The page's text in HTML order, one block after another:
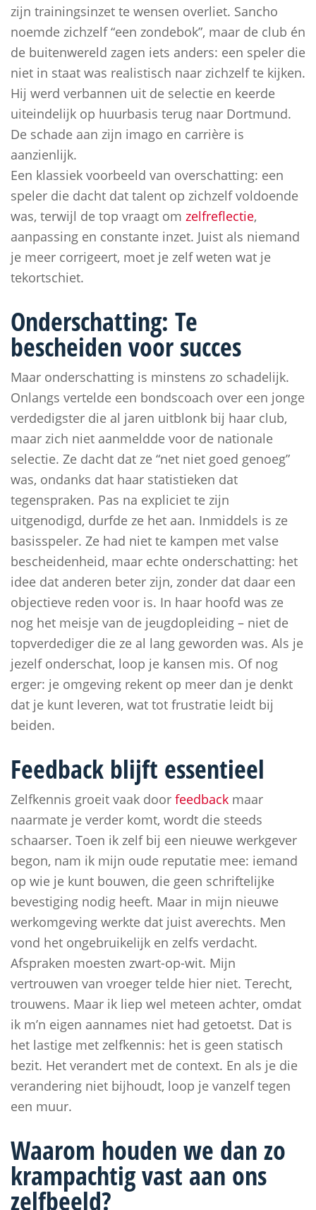
zijn trainingsinzet te wensen overliet. Sancho
noemde zichzelf “een zondebok”, maar de club én
de buitenwereld zagen iets anders: een speler die
niet in staat was realistisch naar zichzelf te kijken.
Hij werd verbannen uit de selectie en keerde
uiteindelijk op huurbasis terug naar Dortmund.
De schade aan zijn imago en carrière is
aanzienlijk.
Een klassiek voorbeeld van overschatting: een
speler die dacht dat talent op zichzelf voldoende
was, terwijl de top vraagt om zelfreflectie,
aanpassing en constante inzet. Juist als niemand
je meer corrigeert, moet je zelf weten wat je
tekortschiet.
Onderschatting: Te
bescheiden voor succes
Maar onderschatting is minstens zo schadelijk.
Onlangs vertelde een bondscoach over een jonge
verdedigster die al jaren uitblonk bij haar club,
maar zich niet aanmeldde voor de nationale
selectie. Ze dacht dat ze “net niet goed genoeg”
was, ondanks dat haar statistieken dat
tegenspraken. Pas na expliciet te zijn
uitgenodigd, durfde ze het aan. Inmiddels is ze
basisspeler. Ze had niet te kampen met valse
bescheidenheid, maar echte onderschatting: het
idee dat anderen beter zijn, zonder dat daar een
objectieve reden voor is. In haar hoofd was ze
nog het meisje van de jeugdopleiding – niet de
topverdediger die ze al lang geworden was. Als je
jezelf onderschat, loop je kansen mis. Of nog
erger: je omgeving rekent op meer dan je denkt
dat je kunt leveren, wat tot frustratie leidt bij
beiden.
Feedback blijft essentieel
Zelfkennis groeit vaak door feedback maar
naarmate je verder komt, wordt die steeds
schaarser. Toen ik zelf bij een nieuwe werkgever
begon, nam ik mijn oude reputatie mee: iemand
op wie je kunt bouwen, die geen schriftelijke
bevestiging nodig heeft. Maar in mijn nieuwe
werkomgeving werkte dat juist averechts. Men
vond het ongebruikelijk en zelfs verdacht.
Afspraken moesten zwart-op-wit. Mijn
vertrouwen van vroeger telde hier niet. Terecht,
trouwens. Maar ik liep wel meteen achter, omdat
ik m’n eigen aannames niet had getoetst. Dat is
het lastige met zelfkennis: het is geen statisch
bezit. Het verandert met de context. En als je die
verandering niet bijhoudt, loop je vanzelf tegen
een muur.
Waarom houden we dan zo
krampachtig vast aan ons
zelfbeeld?